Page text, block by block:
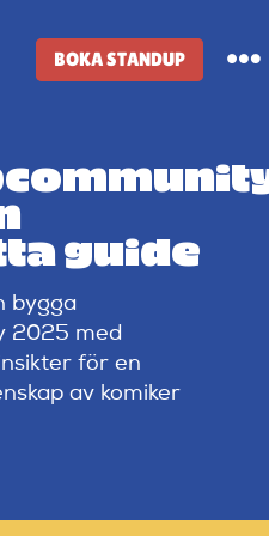
BOKA STANDUP
guide
bygga
2025 med
för en
av komiker